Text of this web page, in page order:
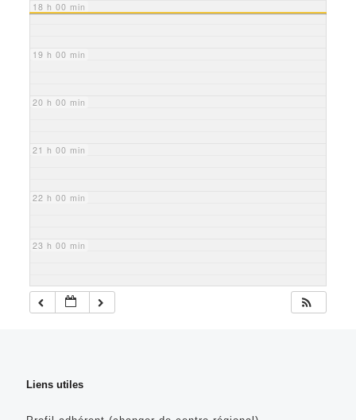
18 h 00 min
19 h 00 min
20 h 00 min
21 h 00 min
22 h 00 min
23 h 00 min
Liens utiles